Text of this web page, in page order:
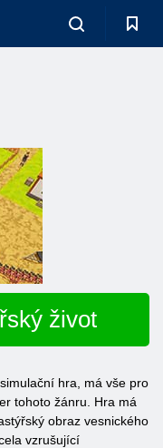
život
hra, má vše pro
tohoto žánru. Hra má
obraz vesnického
vzrušující